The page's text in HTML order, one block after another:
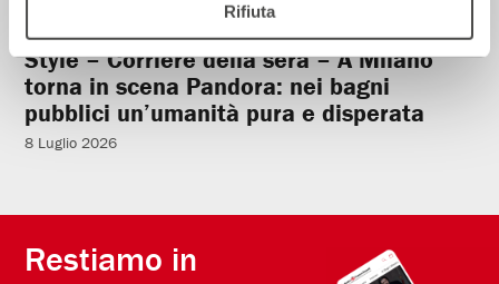
Rifiuta
Style – Corriere della sera – A Milano
torna in scena Pandora: nei bagni
pubblici un’umanità pura e disperata
8 Luglio 2026
Restiamo in